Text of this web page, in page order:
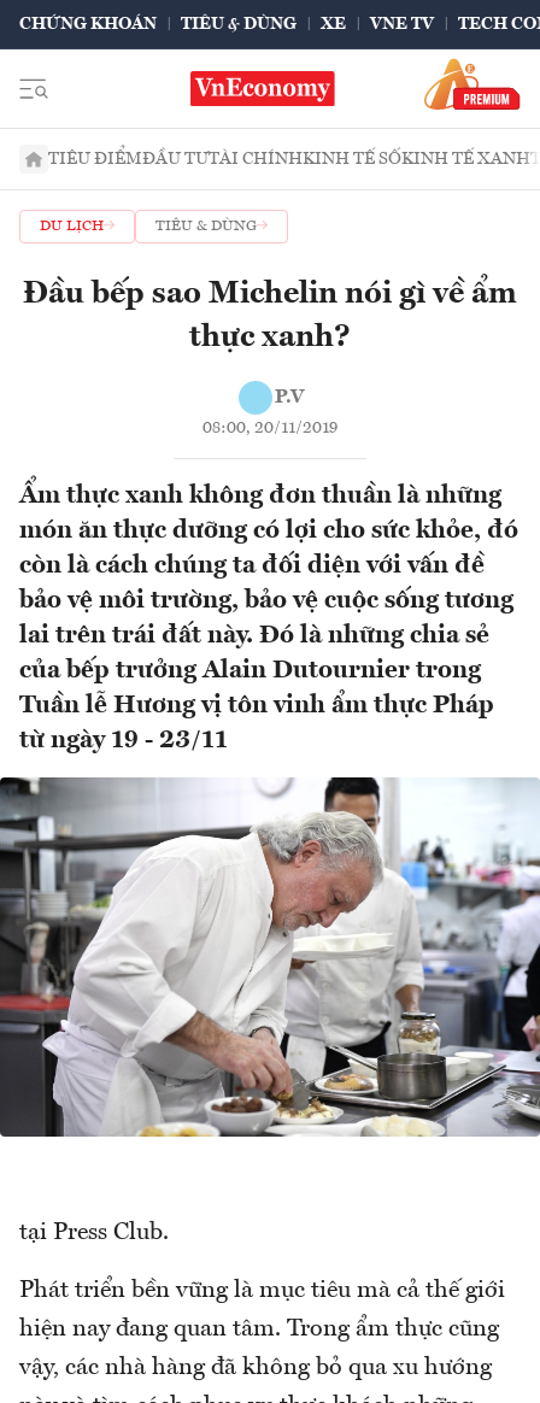
CHỨNG KHOÁN TIÊU & DÙNG XE VNE TV TECH
TIÊU ĐIỂMĐẦU TƯTÀI CHÍNHKINH TẾ SỐKINH TẾ XANH
DU LỊCH TIÊU & DÙNG
Đầu bếp sao Michelin nói gì về ẩm
thực xanh?
P.V
08:00, 20/11/2019
Ẩm thực xanh không đơn thuần là những
món ăn thực dưỡng có lợi cho sức khỏe, đó
còn là cách chúng ta đối diện với vấn đề
bảo vệ môi trường, bảo vệ cuộc sống tương
lai trên trái đất này. Đó là những chia sẻ
của bếp trưởng Alain Dutournier trong
Tuần lễ Hương vị tôn vinh ẩm thực Pháp
từ ngày 19 - 23/11
tại Press Club.
Phát triển bền vững là mục tiêu mà cả thế giới
hiện nay đang quan tâm. Trong ẩm thực cũng
vậy, các nhà hàng đã không bỏ qua xu hướng